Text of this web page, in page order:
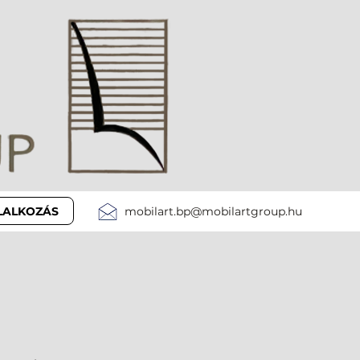
mobilart.bp@mobilartgroup.hu